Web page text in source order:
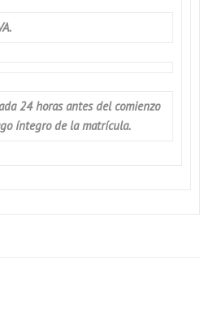
24 horas antes del comienzo
íntegro de la matrícula.